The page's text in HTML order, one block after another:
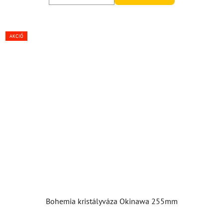
AKCIÓ
Bohemia kristályváza Okinawa 255mm